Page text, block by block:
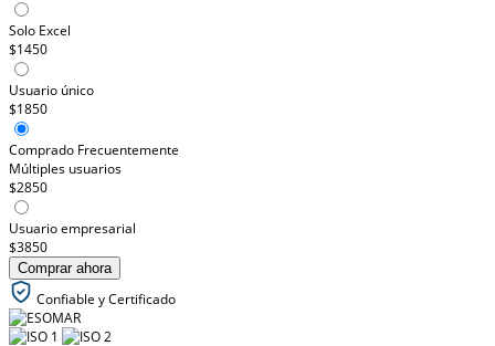
Solo Excel
$1450
Usuario único
$1850
Comprado Frecuentemente
Múltiples usuarios
$2850
Usuario empresarial
$3850
Comprar ahora
Confiable y Certificado